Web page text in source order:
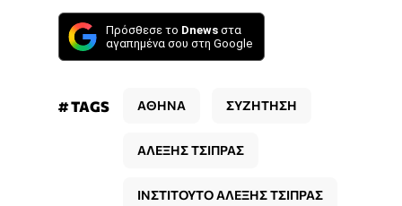
Πρόσθεσε το Dnews στα
αγαπημένα σου στη Google
# TAGS ΑΘΗΝΑ ΣΥΖΗΤΗΣΗ
ΑΛΕΞΗΣ ΤΣΙΠΡΑΣ
ΙΝΣΤΙΤΟΥΤΟ ΑΛΕΞΗΣ ΤΣΙΠΡΑΣ